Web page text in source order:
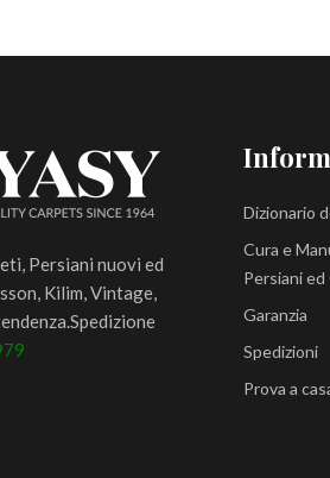
Persiani nuovi ed
Kilim, Vintage,
Dizionario
Cura e
Persiani
Garanzia
Spedizioni
Prova a